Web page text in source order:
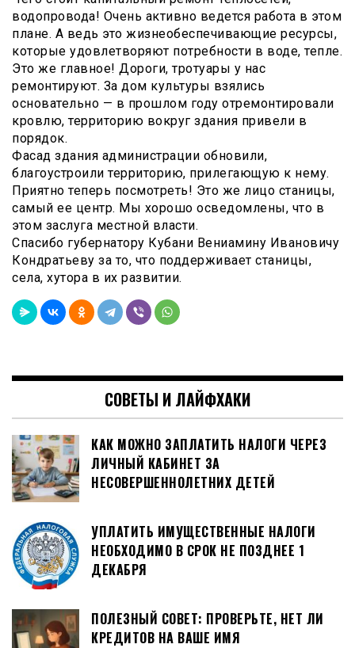
водопровода! Очень активно ведется работа в этом
плане. А ведь это жизнеобеспечивающие ресурсы,
которые удовлетворяют потребности в воде, тепле.
Это же главное! Дороги, тротуары у нас
ремонтируют. За дом культуры взялись
основательно — в прошлом году отремонтировали
кровлю, территорию вокруг здания привели в
порядок.
Фасад здания администрации обновили,
благоустроили территорию, прилегающую к нему.
Приятно теперь посмотреть! Это же лицо станицы,
самый ее центр. Мы хорошо осведомлены, что в
этом заслуга местной власти.
Спасибо губернатору Кубани Вениамину Ивановичу
Кондратьеву за то, что поддерживает станицы,
села, хутора в их развитии.
СОВЕТЫ И ЛАЙФХАКИ
КАК МОЖНО ЗАПЛАТИТЬ НАЛОГИ ЧЕРЕЗ
ЛИЧНЫЙ КАБИНЕТ ЗА
НЕСОВЕРШЕННОЛЕТНИХ ДЕТЕЙ
УПЛАТИТЬ ИМУЩЕСТВЕННЫЕ НАЛОГИ
НЕОБХОДИМО В СРОК НЕ ПОЗДНЕЕ 1
ДЕКАБРЯ
ПОЛЕЗНЫЙ СОВЕТ: ПРОВЕРЬТЕ, НЕТ ЛИ
КРЕДИТОВ НА ВАШЕ ИМЯ